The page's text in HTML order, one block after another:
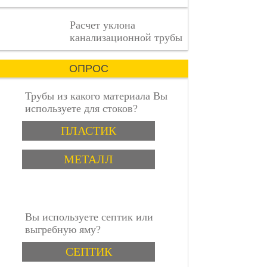
пошаговая инструкция
деталь
Расчет уклона
канализационной трубы
ОПРОС
Трубы из какого материала Вы
используете для стоков?
ВариантыПЛАСТИК
МЕТАЛЛ
Вы используете септик или
выгребную яму?
ВариантыСЕПТИК